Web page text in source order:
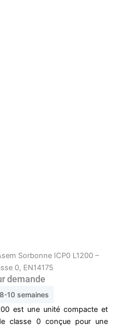
Sorbonne ICP0 L1200 –
0, EN14175
demande
10 semaines
est une unité compacte et
classe 0 conçue pour une